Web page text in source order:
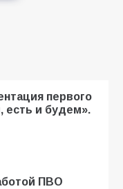
первого
есть и будем».
ПВО